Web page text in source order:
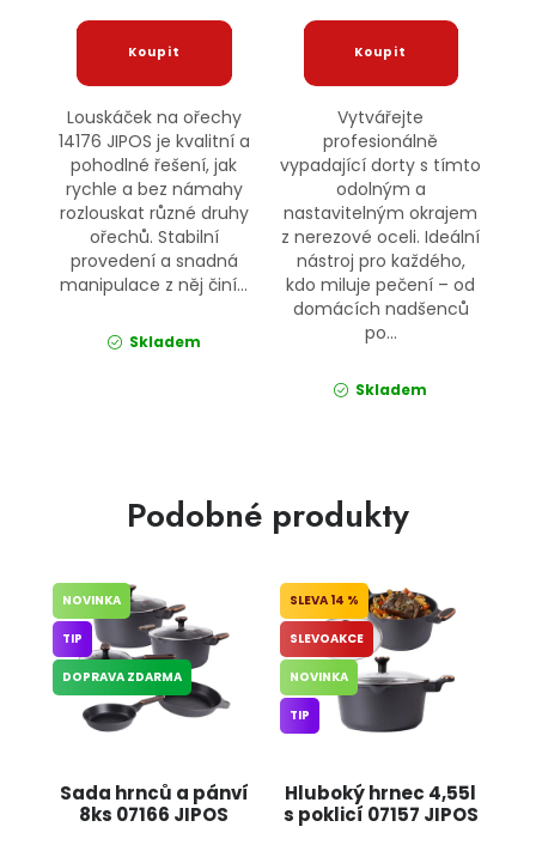
Louskáček na ořechy
14176 JIPOS je kvalitní a
pohodlné řešení, jak
rychle a bez námahy
rozlouskat různé druhy
ořechů. Stabilní
provedení a snadná
manipulace z něj činí...
Skladem
Vytvářejte
profesionálně
vypadající dorty s tímto
odolným a
nastavitelným okrajem
z nerezové oceli. Ideální
nástroj pro každého,
kdo miluje pečení – od
domácích nadšenců
po...
Skladem
Podobné produkty
Sada hrnců a pánví
8ks 07166 JIPOS
NOVINKA
TIP
DOPRAVA ZDARMA
Hluboký hrnec 4,55l
s poklicí 07157 JIPOS
14 %
SLEVOAKCE
NOVINKA
TIP